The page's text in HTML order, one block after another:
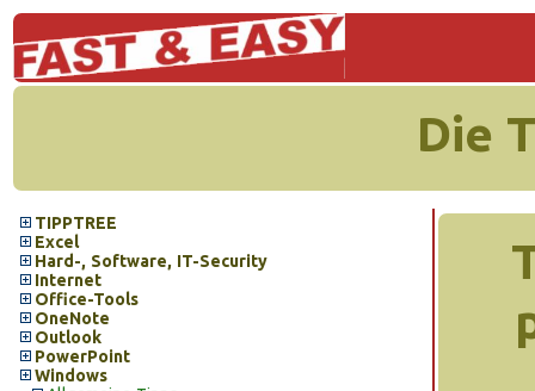
Die
TIPPTREE
Excel
Hard-, Software, IT-Security
Internet
Office-Tools
OneNote
Outlook
PowerPoint
Windows